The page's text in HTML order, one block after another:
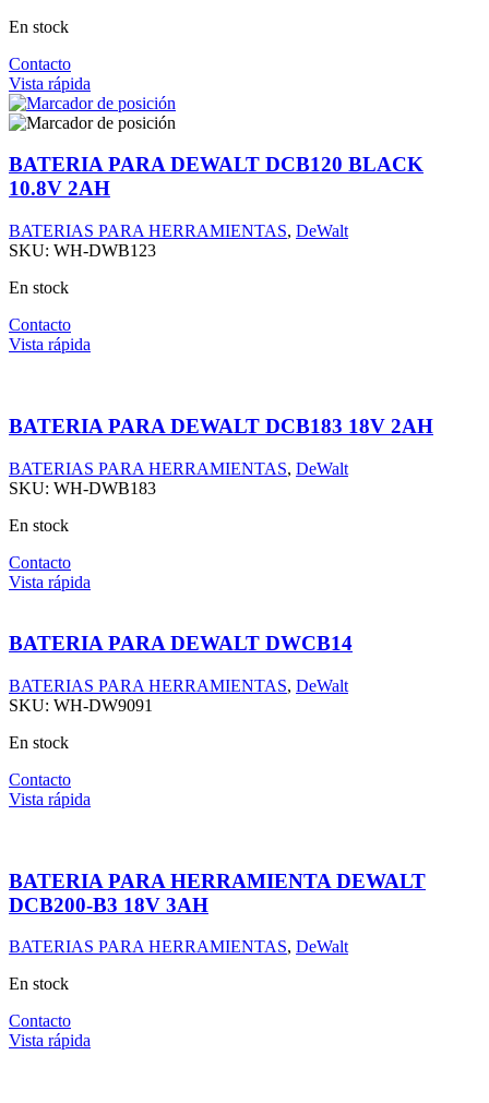
En stock
Contacto
Vista rápida
BATERIA PARA DEWALT DCB120 BLACK
10.8V 2AH
BATERIAS PARA HERRAMIENTAS, DeWalt
SKU: WH-DWB123
En stock
Contacto
Vista rápida
BATERIA PARA DEWALT DCB183 18V 2AH
BATERIAS PARA HERRAMIENTAS, DeWalt
SKU: WH-DWB183
En stock
Contacto
Vista rápida
BATERIA PARA DEWALT DWCB14
BATERIAS PARA HERRAMIENTAS, DeWalt
SKU: WH-DW9091
En stock
Contacto
Vista rápida
BATERIA PARA HERRAMIENTA DEWALT
DCB200-B3 18V 3AH
BATERIAS PARA HERRAMIENTAS, DeWalt
En stock
Contacto
Vista rápida